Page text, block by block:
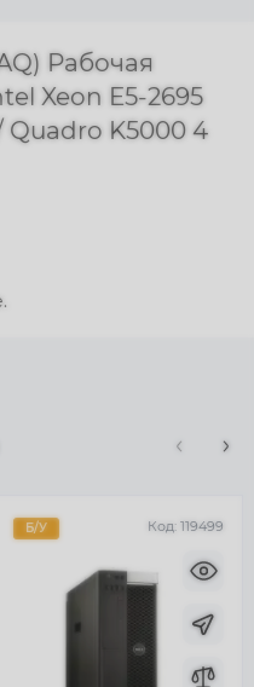
Рабочая
Xeon E5-2695
Quadro K5000 4
Б/У Код: 119499